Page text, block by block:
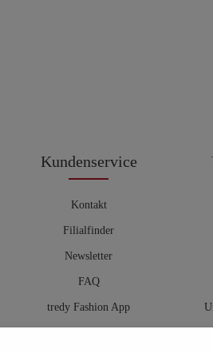
Kundenservice
Kontakt
Filialfinder
Newsletter
FAQ
tredy Fashion App